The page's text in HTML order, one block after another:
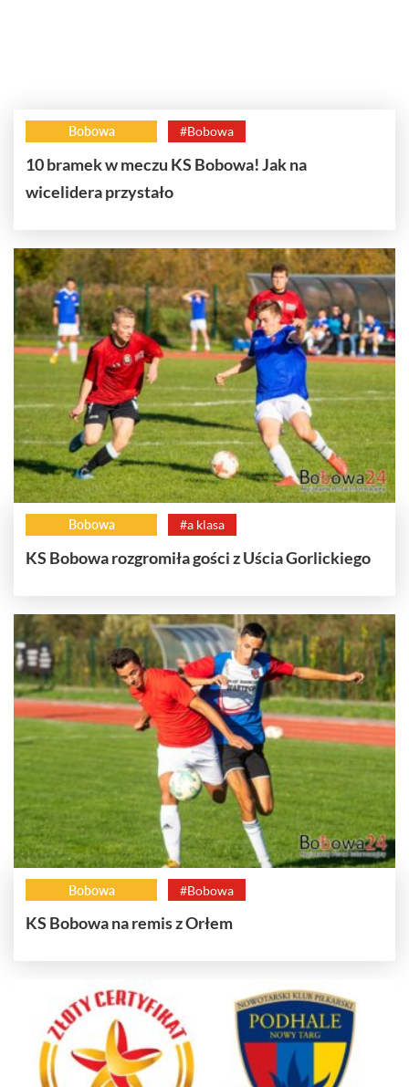
Bobowa #Bobowa
10 bramek w meczu KS Bobowa! Jak na
wicelidera przystało
Bobowa #a klasa
KS Bobowa rozgromiła gości z Uścia Gorlickiego
Bobowa #Bobowa
KS Bobowa na remis z Orłem